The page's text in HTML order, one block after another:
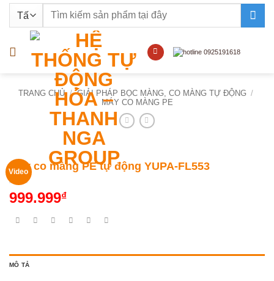
nội
Tìm
TRANG CHỦ / GIẢI PHÁP BỌC MÀNG, CO MÀNG TỰ ĐỘNG /
MÁY CO MÀNG PE
Video
Máy co màng PE tự động YUPA-FL553
999.999₫
MÔ TẢ